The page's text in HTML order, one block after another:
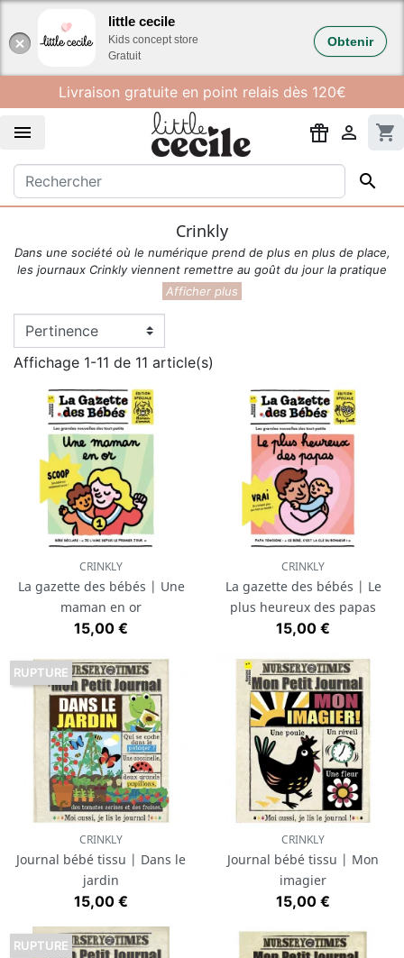
little cecile
Kids concept store
Gratuit
Obtenir
Livraison gratuite en point relais dès 120€
  shopping_cart

Crinkly
Dans une société où le numérique prend de plus en plus de place,
les journaux Crinkly viennent remettre au goût du jour la pratique
du journal papier. Pensés spécialement pour les bébés, ils
disposent d'illustrations simples et colorées qui permettent
Leur design est bluffant et tellement ressemblant aux journaux
traditionnels qu'on ne saurait s'en passer.
Affichage 1-11 de 11 article(s)
CRINKLY
La gazette des bébés | Une
maman en or
Prix
15,00 €
CRINKLY
La gazette des bébés | Le
plus heureux des papas
Prix
15,00 €
CRINKLY
Journal bébé tissu | Dans le
jardin
Prix
15,00 €
RUPTURE
CRINKLY
Journal bébé tissu | Mon
imagier
Prix
15,00 €
RUPTURE